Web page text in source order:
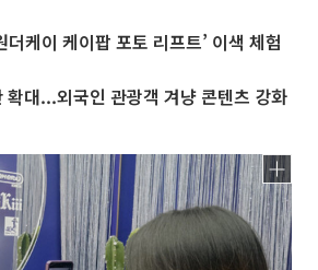
더케이 케이팝 포토 리프트’ 이색 체험
확대...외국인 관광객 겨냥 콘텐츠 강화